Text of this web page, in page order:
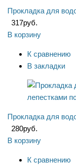
Прокладка для
317руб.
В корзину
К сравнению
В закладки
Прокладка для
280руб.
В корзину
К сравнению